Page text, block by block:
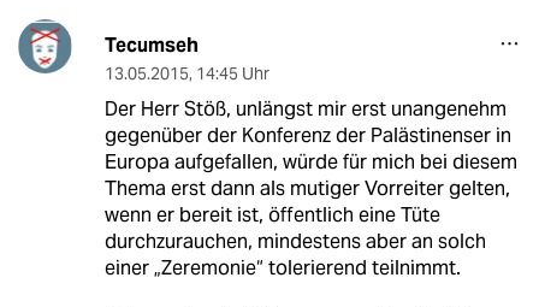
Tecumseh
13.05.2015, 14:45 Uhr
Der Herr Stöß, unlängst mir erst unangenehm
gegenüber der Konferenz der Palästinenser in
Europa aufgefallen, würde für mich bei diesem
Thema erst dann als mutiger Vorreiter gelten,
wenn er bereit ist, öffentlich eine Tüte
durchzurauchen, mindestens aber an solch
einer „Zeremonie“ tolerierend teilnimmt.